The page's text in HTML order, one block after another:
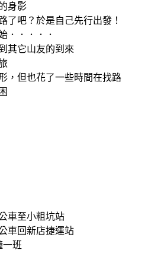
身影
了吧？於是自己先行出發！
．．．．．
其它山友的到來
，但也花了一些時間在找路
車至小粗坑站
車回新店捷運站
一班